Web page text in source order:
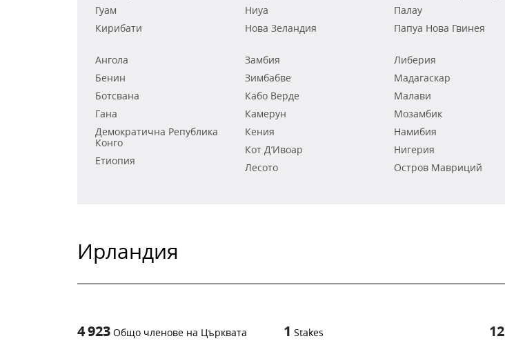
Гуам
Кирибати
Ниуа
Нова Зеландия
Палау
Папуа Нова Гвинея
Ангола
Бенин
Ботсвана
Гана
Демократична Република
Конго
Етиопия
Замбия
Зимбабве
Кабо Верде
Камерун
Кения
Кот Д’Ивоар
Лесото
Либерия
Мадагаскар
Малави
Мозамбик
Намибия
Нигерия
Остров Мавриций
Ирландия
4 923 Общо членове на Църквата 1 Stakes 12